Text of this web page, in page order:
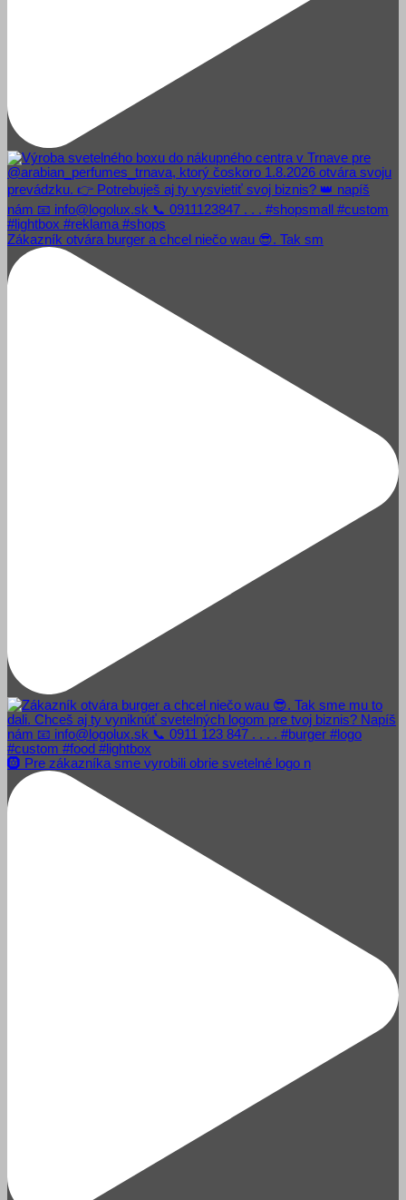
Zákazník otvára burger a chcel niečo wau 😎. Tak sm
🛞 Pre zákazníka sme vyrobili obrie svetelné logo n